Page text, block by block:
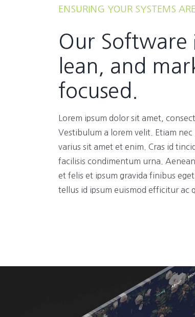
ENSURING YOUR SYSTEMS
Our Software
lean, and
focused.
Lorem ipsum dolor sit amet,
Vestibulum a lorem velit. Etiam
varius sit amet et enim. Cras id
facilisis condimentum urna.
et felis et ipsum gravida finibus
tellus id ipsum euismod efficitur ac